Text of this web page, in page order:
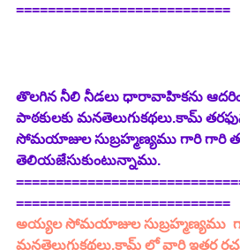
===========================
తొలగిన నీలి నీడలు ధారావాహికను
పాఠకులకు మనతెలుగుకథలు.కామ్
సోమయాజుల సుబ్రహ్మణ్యము గారి గారి
తెలియజేసుకుంటున్నాము.
===========================
అయ్యల సోమయాజుల సుబ్రహ్మణ్యము
మనతెలుగుకథలు.కామ్ లో వారి ఇతర